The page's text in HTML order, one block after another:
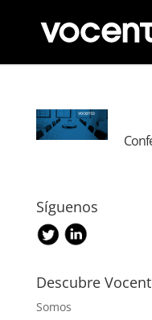
Síguenos
Descubre
Somos